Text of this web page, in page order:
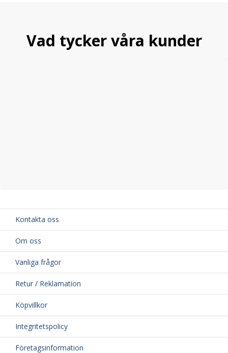
Vad tycker våra kunder
Kontakta oss
Om oss
Vanliga frågor
Retur / Reklamation
Köpvillkor
Integritetspolicy
Företagsinformation